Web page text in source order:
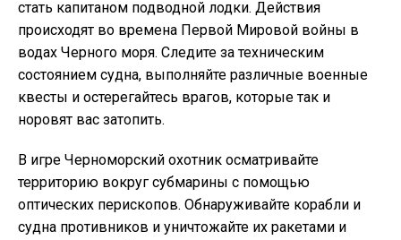
стать капитаном подводной лодки. Действия
происходят во времена Первой Мировой войны в
водах Черного моря. Следите за техническим
состоянием судна, выполняйте различные военные
квесты и остерегайтесь врагов, которые так и
норовят вас затопить.
В игре Черноморский охотник осматривайте
территорию вокруг субмарины с помощью
оптических перископов. Обнаруживайте корабли и
судна противников и уничтожайте их ракетами и